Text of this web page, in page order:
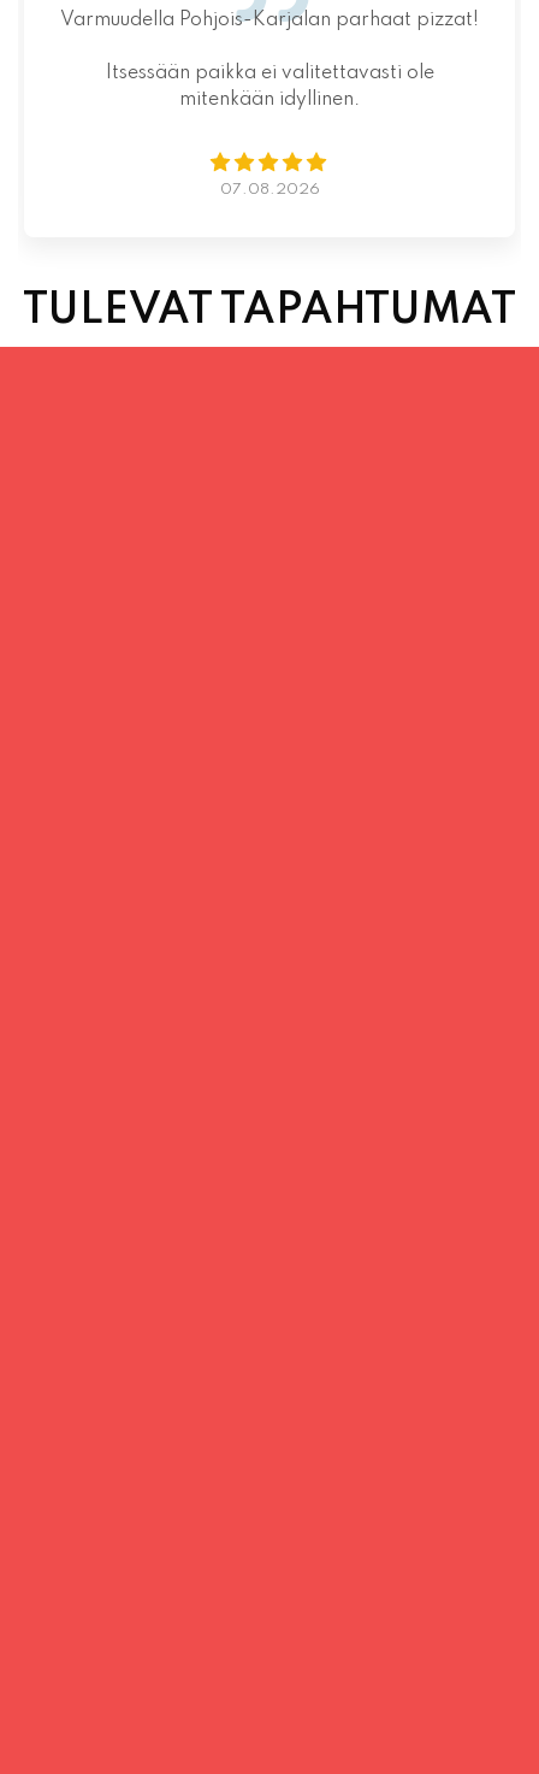
Varmuudella Pohjois-Karjalan parhaat pizzat!
Itsessään paikka ei valitettavasti ole
mitenkään idyllinen.
07.08.2026
TULEVAT TAPAHTUMAT